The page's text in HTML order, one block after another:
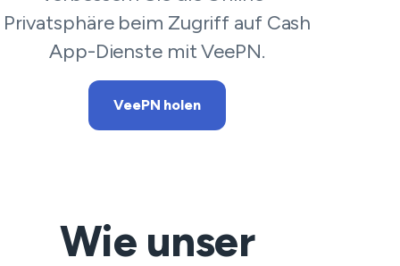
Privatsphäre beim Zugriff auf Cash
App-Dienste mit VeePN.
VeePN holen
Wie unser